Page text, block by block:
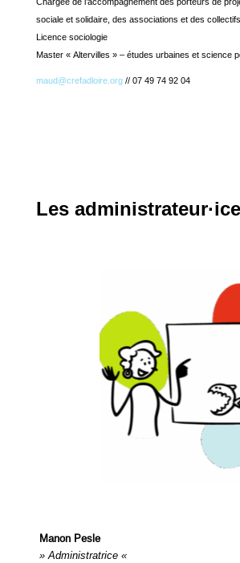
Chargée de l’accompagnement des porteurs de
sociale et solidaire, des associations et des
Licence sociologie
Master « Altervilles » – études urbaines et science
maud@crefadloire.org// 07 49 74 92 04
Les
Manon Pesle
» Administratrice «